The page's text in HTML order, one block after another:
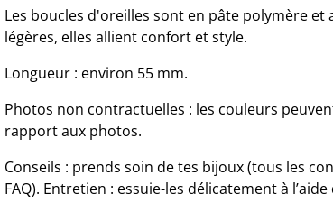
Les boucles d'oreilles sont en pâte polymère et
légères, elles allient confort et style.
Longueur : environ 55 mm.
Photos non contractuelles : les couleurs
rapport aux photos.
Conseils : prends soin de tes bijoux (tous les
FAQ). Entretien : essuie-les délicatement à